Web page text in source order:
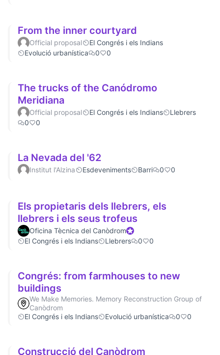
From the inner courtyard
Official proposal
El Congrés i els Indians
Evolució urbanística
0 0
The trucks of the Canódromo
Meridiana
Official proposal El Congrés i els Indians
Llebrers
0
0
La Nevada del '62
Institut l'Alzina Esdeveniments Barri 0 0
Els propietaris dels llebrers, els
llebrers i els seus trofeus
Oficina Tècnica del CanòdromOfficial participant
El Congrés i els Indians
Llebrers 0 0
Congrés: from farmhouses to new
buildings
We Make Memories. Memory Reconstruction Group of
Canòdrom
El Congrés i els Indians
Evolució urbanística 0 0
Construcció del Canòdrom